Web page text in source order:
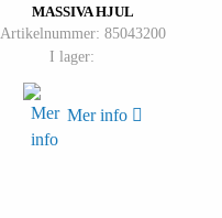
MASSIVA HJUL
Artikelnummer: 85043200
I lager:
Mer info